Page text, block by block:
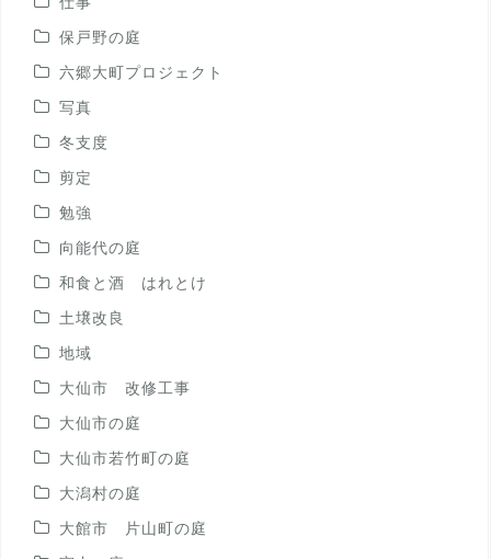
保戸野の庭
六郷大町プロジェクト
写真
冬支度
剪定
勉強
向能代の庭
和食と酒 はれとけ
土壌改良
地域
大仙市 改修工事
大仙市の庭
大仙市若竹町の庭
大潟村の庭
大館市 片山町の庭